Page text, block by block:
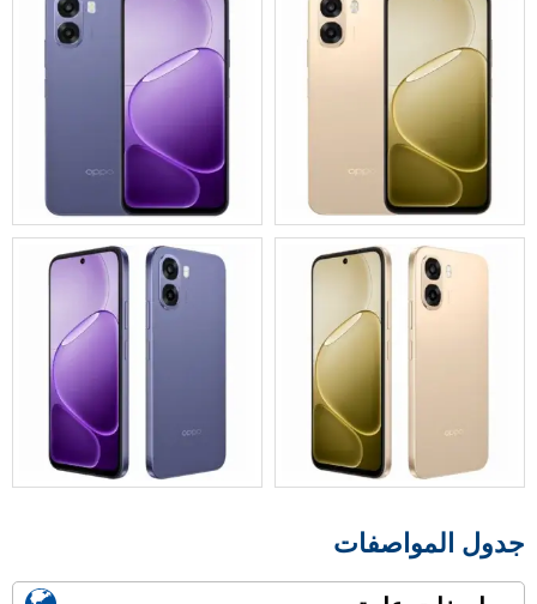
جدول المواصفات